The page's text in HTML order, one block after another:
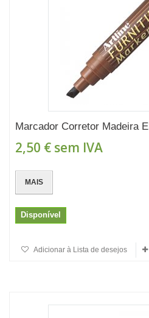
Marcador Corretor Madeira
2,50 € sem IVA
MAIS
Disponível
Adicionar à Lista de desejos